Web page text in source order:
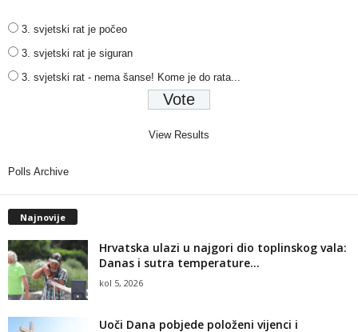
3. svjetski rat je počeo
3. svjetski rat je siguran
3. svjetski rat - nema šanse! Kome je do rata...
View Results
Polls Archive
Najnovije
Hrvatska ulazi u najgori dio toplinskog vala:
Danas i sutra temperature...
kol 5, 2026
Uoči Dana pobjede položeni vijenci i